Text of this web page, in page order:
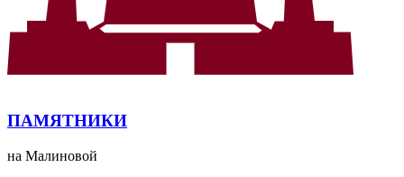
ПАМЯТНИКИ
на Малиновой